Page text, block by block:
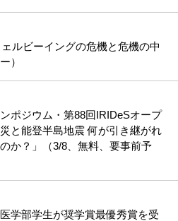
ルビーイングの危機と危機の中
）
ポジウム・第88回IRIDeSオープ
と能登半島地震 何が引き継がれ
か？」（3/8、無料、要事前予
学部学生が奨学賞最優秀賞を受